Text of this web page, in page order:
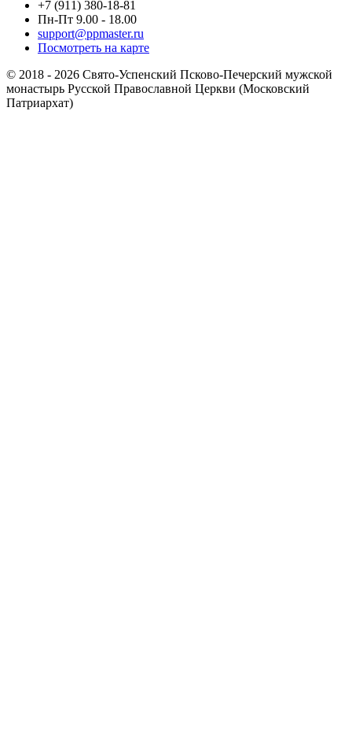
+7 (911) 380-18-81
Пн-Пт 9.00 - 18.00
support@ppmaster.ru
Посмотреть на карте
© 2018 - 2026 Свято-Успенский Псково-Печерский мужской
монастырь Русской Православной Церкви (Московский
Патриархат)